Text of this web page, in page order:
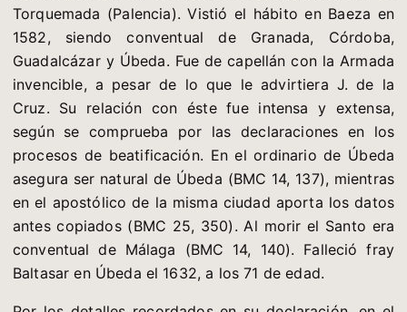
Torquemada (Palencia). Vistió el hábito en Baeza en
1582, siendo conventual de Granada, Córdoba,
Guadalcázar y Úbeda. Fue de capellán con la Armada
invencible, a pesar de lo que le advirtiera J. de la
Cruz. Su relación con éste fue intensa y extensa,
según se comprueba por las declaraciones en los
procesos de beatificación. En el ordinario de Úbeda
asegura ser natural de Úbeda (BMC 14, 137), mientras
en el apostólico de la misma ciudad aporta los datos
antes copiados (BMC 25, 350). Al morir el Santo era
conventual de Málaga (BMC 14, 140). Falleció fray
Baltasar en Úbeda el 1632, a los 71 de edad.